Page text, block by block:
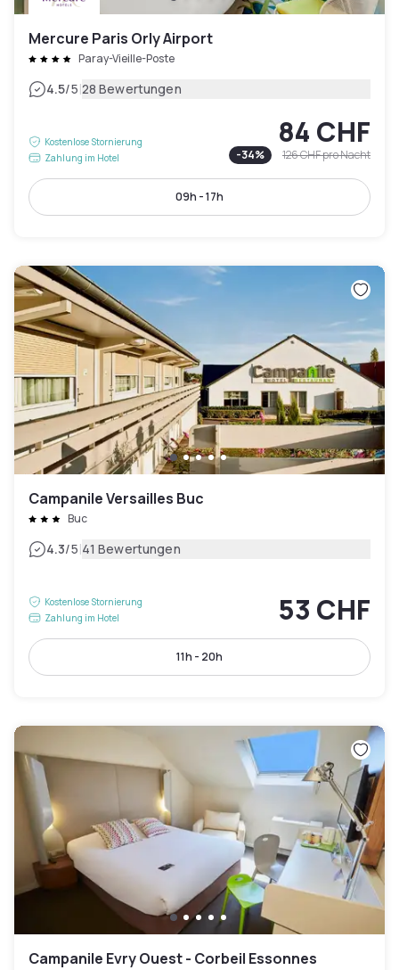
Mercure Paris Orly Airport
Paray-Vieille-Poste
4.5/5|28 Bewertungen
Kostenlose Stornierung
Zahlung im Hotel
84 CHF
-34% 126 CHFpro Nacht
09h - 17h
Campanile Versailles Buc
Buc
4.3/5|41 Bewertungen
Kostenlose Stornierung
Zahlung im Hotel
53 CHF
11h - 20h
Campanile Evry Ouest - Corbeil Essonnes